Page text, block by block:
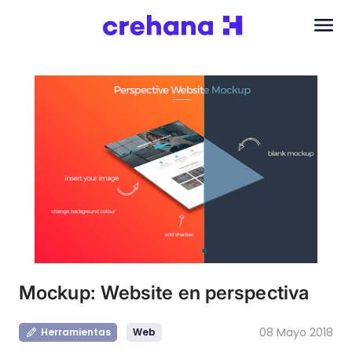
Mockup: Website en perspectiva
Herramientas Web 08 Mayo 2018